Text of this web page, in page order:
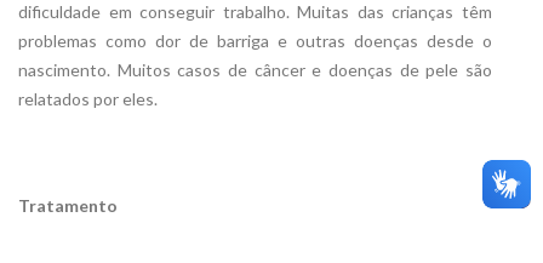
dificuldade em conseguir trabalho. Muitas das crianças têm
problemas como dor de barriga e outras doenças desde o
nascimento. Muitos casos de câncer e doenças de pele são
relatados por eles.
Tratamento